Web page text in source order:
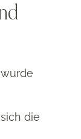
die